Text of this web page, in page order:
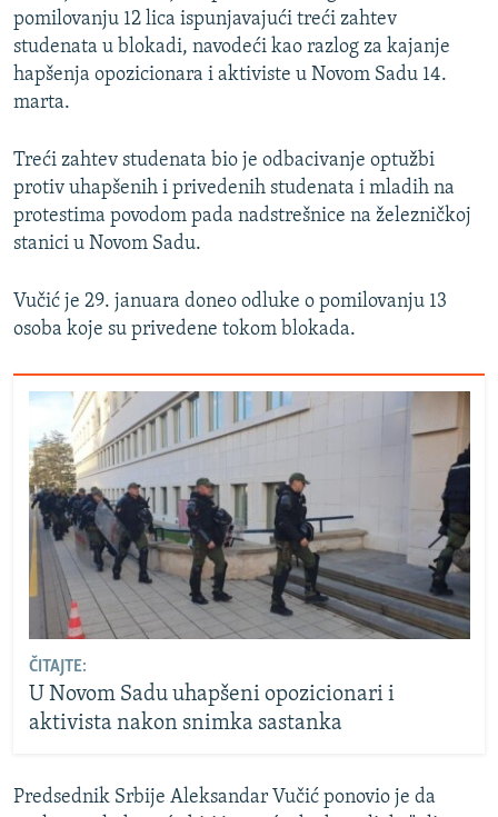
pomilovanju 12 lica ispunjavajući treći zahtev
studenata u blokadi, navodeći kao razlog za kajanje
hapšenja opozicionara i aktiviste u Novom Sadu 14.
marta.
Treći zahtev studenata bio je odbacivanje optužbi
protiv uhapšenih i privedenih studenata i mladih na
protestima povodom pada nadstrešnice na železničkoj
stanici u Novom Sadu.
Vučić je 29. januara doneo odluke o pomilovanju 13
osoba koje su privedene tokom blokada.
ČITAJTE:
U Novom Sadu uhapšeni opozicionari i
aktivista nakon snimka sastanka
Predsednik Srbije Aleksandar Vučić ponovio je da